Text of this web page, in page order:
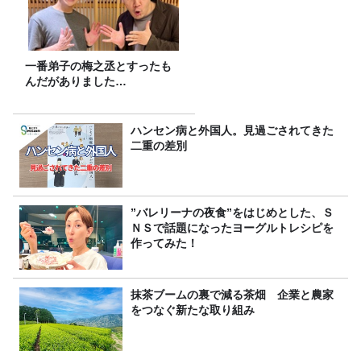
一番弟子の梅之丞とすったも
んだがありました…
ハンセン病と外国人。見過ごされてきた
二重の差別
”バレリーナの夜食”をはじめとした、Ｓ
ＮＳで話題になったヨーグルトレシピを
作ってみた！
抹茶ブームの裏で減る茶畑 企業と農家
をつなぐ新たな取り組み